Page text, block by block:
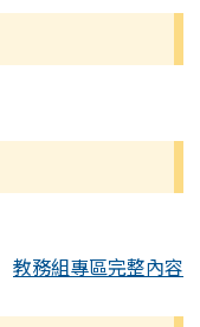
教務組專區完整內容